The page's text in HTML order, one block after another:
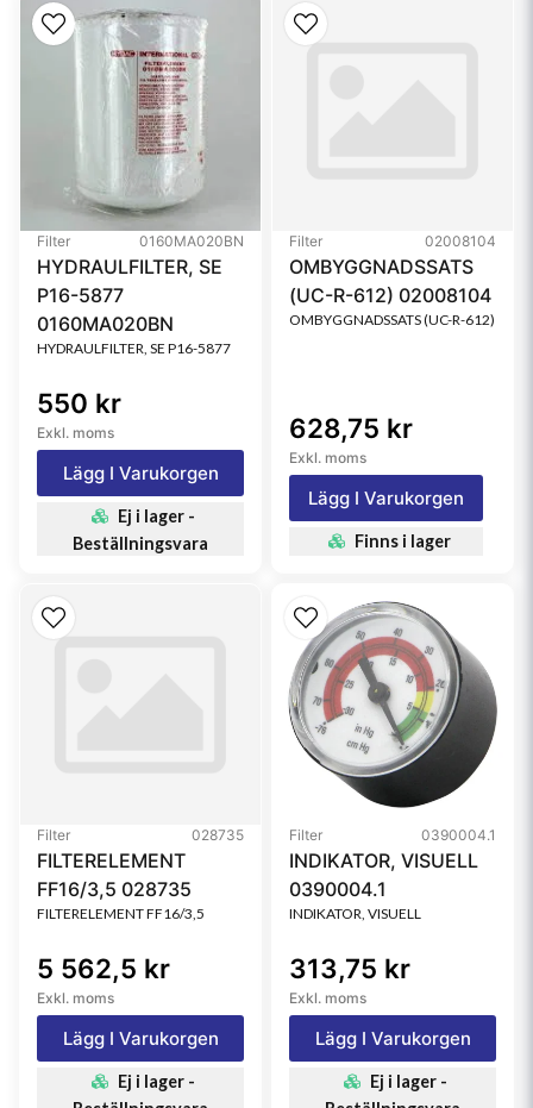
Filter 0160MA020BN
HYDRAULFILTER, SE
P16-5877
0160MA020BN
HYDRAULFILTER, SE P16-5877
550 kr
Exkl. moms
Lägg I Varukorgen
Ej i lager -
Beställningsvara
Filter 02008104
OMBYGGNADSSATS
(UC-R-612) 02008104
OMBYGGNADSSATS (UC-R-612)
628,75 kr
Exkl. moms
Lägg I Varukorgen
Finns i lager
Filter 028735
FILTERELEMENT
FF16/3,5 028735
FILTERELEMENT FF16/3,5
5 562,5 kr
Exkl. moms
Lägg I Varukorgen
Ej i lager -
Filter 0390004.1
INDIKATOR, VISUELL
0390004.1
INDIKATOR, VISUELL
313,75 kr
Exkl. moms
Lägg I Varukorgen
Ej i lager -